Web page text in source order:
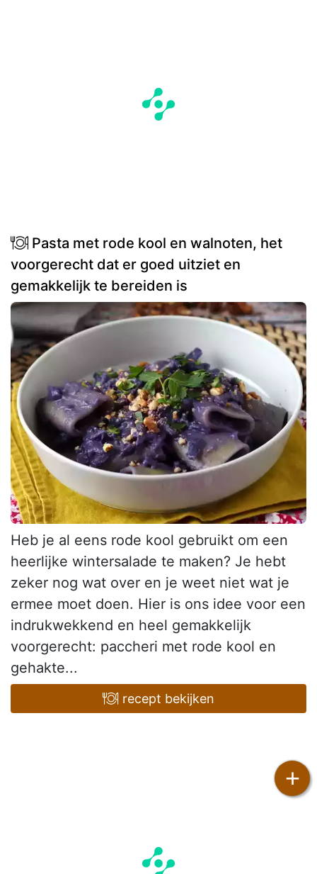
Pasta met rode kool en walnoten, het
voorgerecht dat er goed uitziet en
gemakkelijk te bereiden is
Heb je al eens rode kool gebruikt om een
heerlijke wintersalade te maken? Je hebt
zeker nog wat over en je weet niet wat je
ermee moet doen. Hier is ons idee voor een
indrukwekkend en heel gemakkelijk
voorgerecht: paccheri met rode kool en
gehakte...
recept bekijken
+